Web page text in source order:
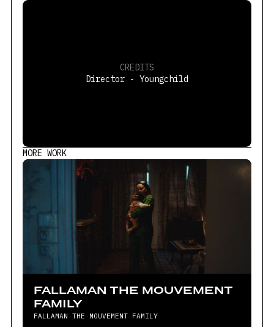
CREDITS
Director - Youngchild
MORE WORK
FALLAMAN THE MOUVEMENT
FAMILY
FALLAMAN THE MOUVEMENT FAMILY